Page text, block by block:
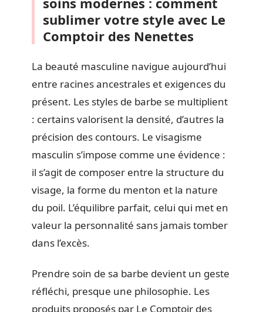
sublimer votre style avec Le
Comptoir des Nenettes
La beauté masculine navigue aujourd’hui
entre racines ancestrales et exigences du
présent. Les styles de barbe se multiplient
: certains valorisent la densité, d’autres la
précision des contours. Le visagisme
masculin s’impose comme une évidence :
il s’agit de composer entre la structure du
visage, la forme du menton et la nature
du poil. L’équilibre parfait, celui qui met en
valeur la personnalité sans jamais tomber
dans l’excès.
Prendre soin de sa barbe devient un geste
réfléchi, presque une philosophie. Les
produits proposés par Le Comptoir des